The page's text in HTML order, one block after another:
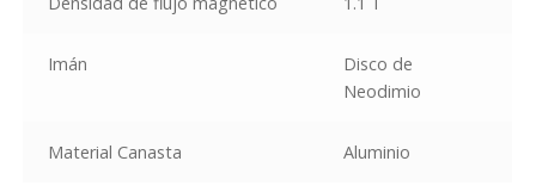
Imán
Disco de
Neodimio
Material Canasta Aluminio